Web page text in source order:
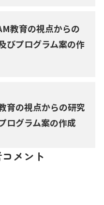
教育の視点からの
びプログラム案の作
育の視点からの研究
ログラム案の作成
メント